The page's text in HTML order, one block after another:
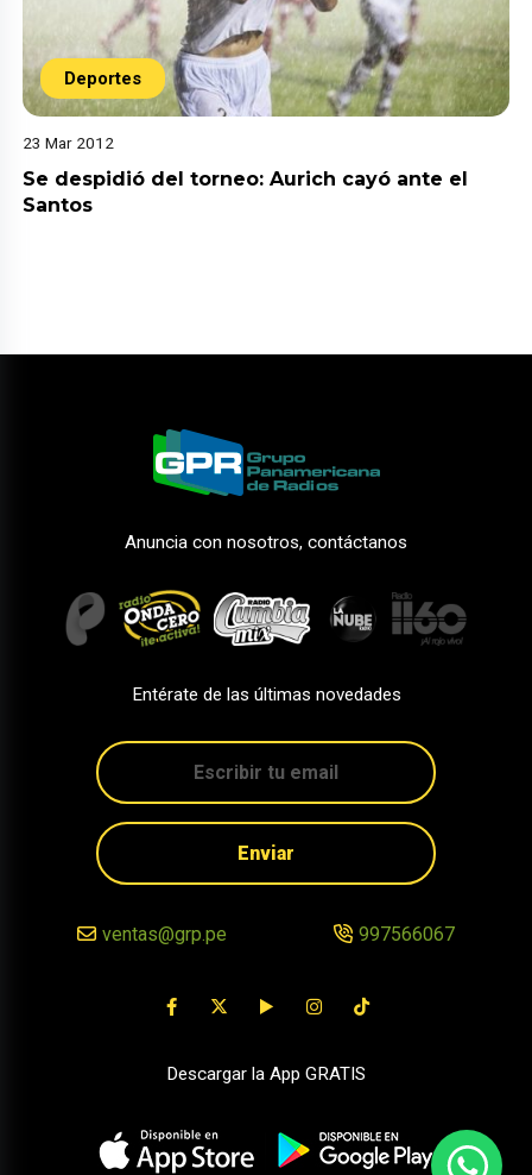
Deportes
23 Mar 2012
Se despidió del torneo: Aurich cayó ante el
Santos
Anuncia con nosotros, contáctanos
Entérate de las últimas novedades
Enviar
ventas@grp.pe 997566067
Descargar la App GRATIS